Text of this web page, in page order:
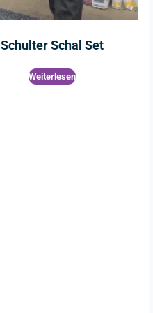
Schulter Schal Set
Weiterlesen